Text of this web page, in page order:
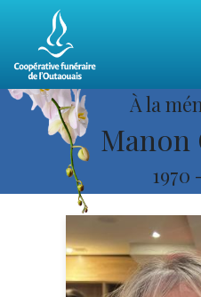
À la
Manon
1970